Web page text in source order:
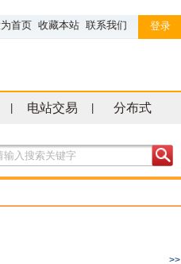
首页 收藏本站 联系我们 登录
电站交易 分布式
>>